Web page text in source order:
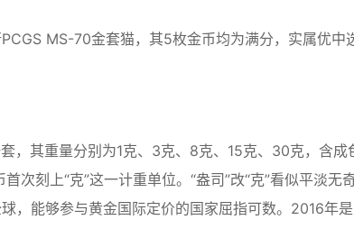
MS-70金套猫，其5枚金币均为满分，实属优中
其重量分别为1克、3克、8克、15克、30克，含成
次刻上“克”这一计重单位。“盎司”改“克”看似平淡无
，能够参与黄金国际定价的国家屈指可数。2016年